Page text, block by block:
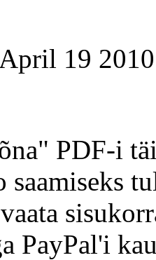
19 2010
PDF-i
saamiseks
PayPal'i